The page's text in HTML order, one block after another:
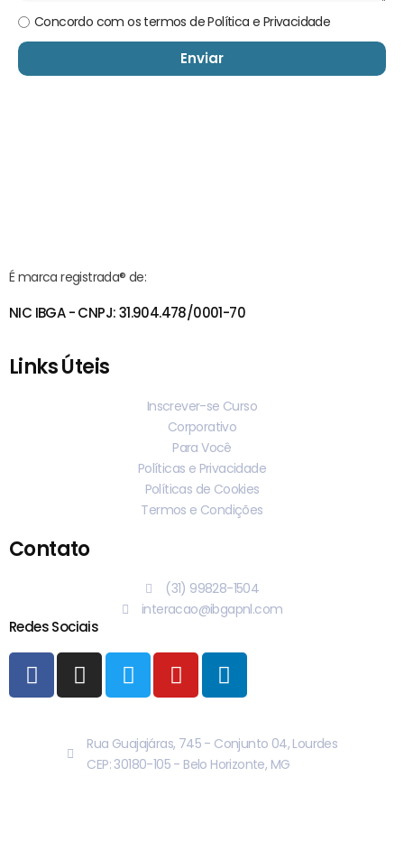
Concordo com os termos de Política e Privacidade
Enviar
É marca registrada® de:
NIC IBGA - CNPJ: 31.904.478/0001-70
Links Úteis
Inscrever-se Curso
Corporativo
Para Você
Políticas e Privacidade
Políticas de Cookies
Termos e Condições
Contato
(31) 99828-1504
interacao@ibgapnl.com
Redes Sociais
Rua Guajajáras, 745 - Conjunto 04, Lourdes
CEP: 30180-105 - Belo Horizonte, MG